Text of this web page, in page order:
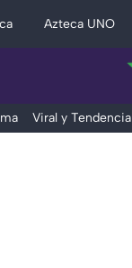
Azteca UNO
Viral y Tendencia